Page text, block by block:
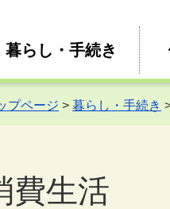
暮らし・手続き
プページ > 暮らし・手続き
費生活